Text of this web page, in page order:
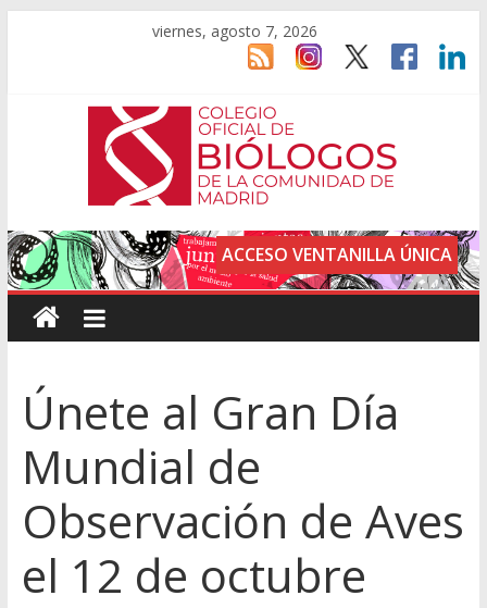
viernes, agosto 7, 2026
ACCESO VENTANILLA ÚNICA
Únete al Gran Día
Mundial de
Observación de Aves
el 12 de octubre